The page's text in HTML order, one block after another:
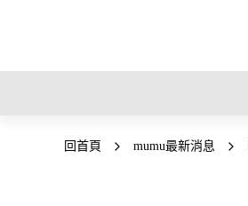
回首頁 mumu最新消息